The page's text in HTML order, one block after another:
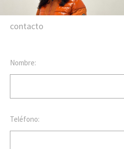
contacto
Nombre:
Teléfono: